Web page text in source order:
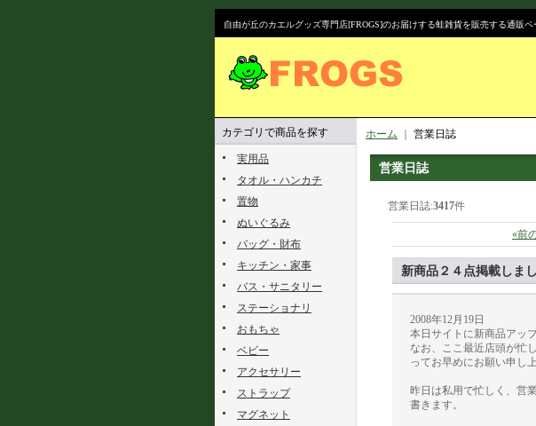
自由が丘のカエルグッズ専門店[FROGS]のお届けする蛙雑貨を販売する通販ペ
カテゴリで商品を探す
実用品
タオル・ハンカチ
置物
ぬいぐるみ
バッグ・財布
キッチン・家事
バス・サニタリー
ステーショナリ
おもちゃ
ベビー
アクセサリー
ストラップ
マグネット
ホーム 営業日誌
営業日誌
営業日誌:3417件
«前
新商品２４点掲載しま
2008年12月19日
本日サイトに新商品アッ
なお、ここ最近店頭が忙
ってお早めにお願い申し
昨日は私用で忙しく、営
書きます。